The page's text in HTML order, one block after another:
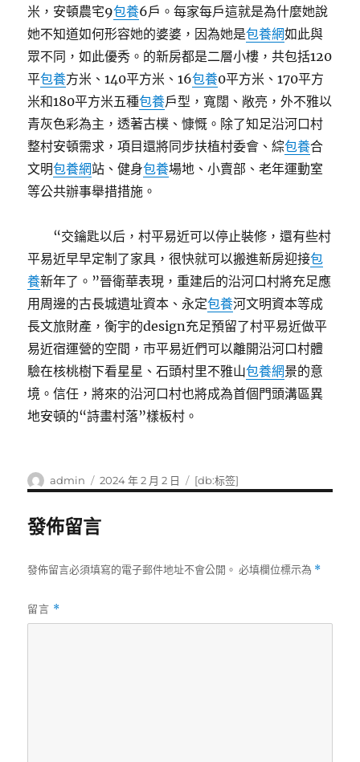
米，安頓農宅9包養6戶。每家每戶這就是為什麼她說
她不知道如何形容她的婆婆，因為她是包養網如此與
眾不同，如此優秀。的新房都是二層小樓，共包括120
平包養方米、140平方米、16包養0平方米、170平方
米和180平方米五種包養戶型，寬闊、敞亮，外不雅以
青灰色彩為主，透著古樸、慷慨。除了知足沿河口村
整村安頓需求，項目還將同步扶植村委會、綜包養合
文明包養網站、健身包養場地、小賣部、老年運動室
等公共辦事舉措措施。
“交鑰匙以后，村平易近可以停止裝修，還有些村
平易近早早定制了家具，很快就可以搬進新房迎接包
養新年了。”晉衛華表現，重建后的沿河口村將充足應
用周邊的古長城遺址資本、永定包養河文明資本等成
長文旅財產，衡宇的design充足預留了村平易近做平
易近宿運營的空間，市平易近們可以離開沿河口村體
驗在核桃樹下看星星、石頭村里不雅山包養網景的意
境。信任，將來的沿河口村也將成為首個門頭溝區異
地安頓的“詩畫村落”樣板村。
作
者
admin
發
佈
2024 年 2 月 2 日
標
籤
[db:标签]
發佈留言
發佈留言必須填寫的電子郵件地址不會公開。 必填欄位標示為 *
留言 *